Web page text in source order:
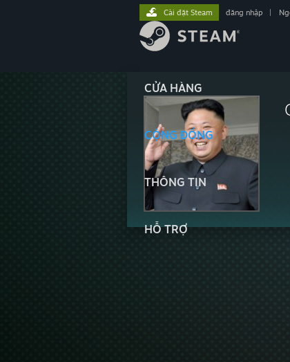
CỬA HÀNG
CỘNG ĐỒNG
THÔNG TIN
HỖ TRỢ
Cài đặt Steam đăng nhập